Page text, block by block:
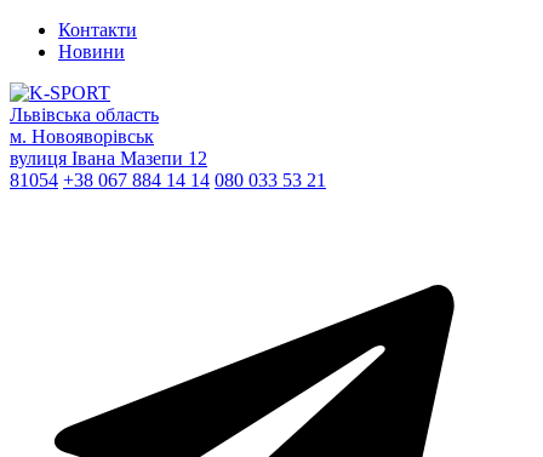
Контакти
Новини
Львівська область
м. Новояворівськ
вулиця Івана Мазепи 12
81054 +38 067 884 14 14 080 033 53 21